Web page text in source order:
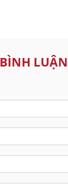
BÌNH LUẬN